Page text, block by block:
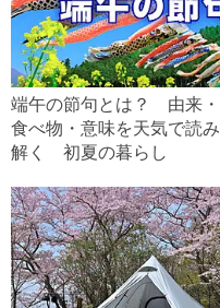
端午の節句とは？ 由来・
食べ物・意味を天気で読み
解く 初夏の暮らし